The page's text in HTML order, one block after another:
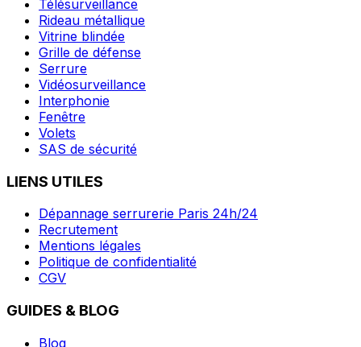
Télésurveillance
Rideau métallique
Vitrine blindée
Grille de défense
Serrure
Vidéosurveillance
Interphonie
Fenêtre
Volets
SAS de sécurité
LIENS UTILES
Dépannage serrurerie Paris 24h/24
Recrutement
Mentions légales
Politique de confidentialité
CGV
GUIDES & BLOG
Blog